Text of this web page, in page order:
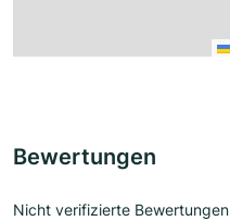
Bewertungen
Nicht verifizierte Bewertungen